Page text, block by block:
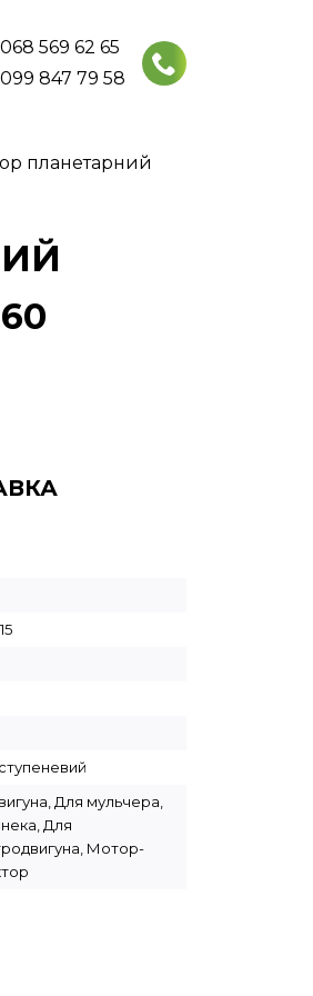
569 62 65
847 79 58
планетарний
Для мульчера,
Для
Мотор-